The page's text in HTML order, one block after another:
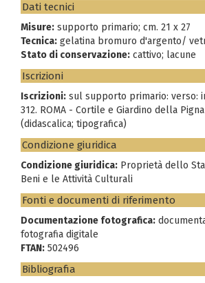
Dati tecnici
Misure: supporto primario; cm. 21 x 27
Tecnica: gelatina bromuro d'argento/
Stato di conservazione: cattivo; lacune
Iscrizioni
Iscrizioni: sul supporto primario: verso:
312. ROMA - Cortile e Giardino della
(didascalica; tipografica)
Condizione giuridica
Condizione giuridica: Proprietà dello
Beni e le Attività Culturali
Fonti e documenti di riferimento
Documentazione fotografica:
fotografia digitale
FTAN: 502496
Bibliografia